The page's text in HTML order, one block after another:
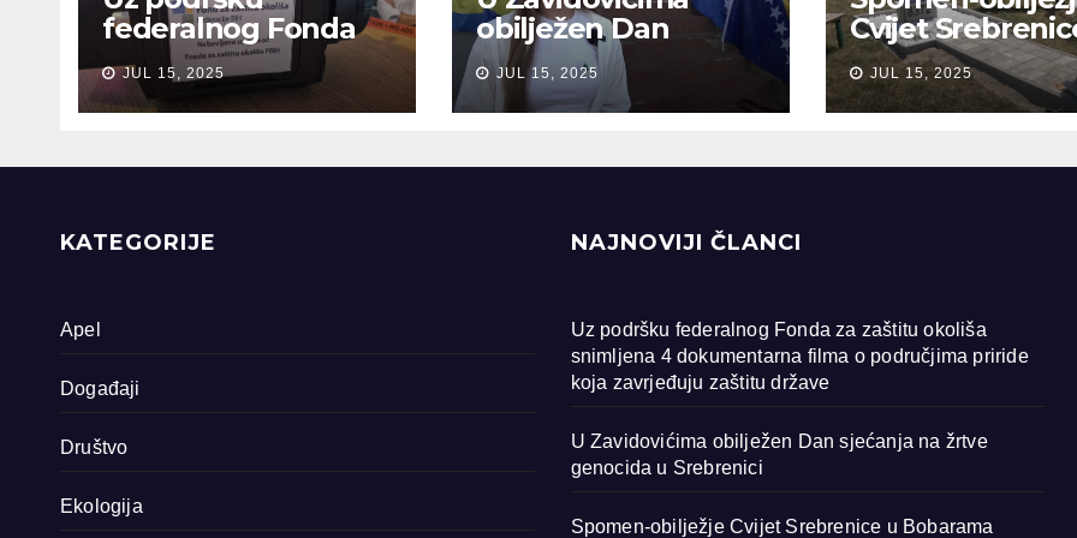
federalnog Fonda
za zaštitu okoliša
snimljena 4
dokumentarna
priride koja
države
JUL 15, 2025
obilježen Dan
sjećanja na žrtve
genocida u
Srebrenici
JUL 15, 2025
Cvijet
Bobarama
JUL 15, 2025
KATEGORIJE
Apel
Događaji
Društvo
Ekologija
NAJNOVIJI ČLANCI
Uz podršku federalnog Fonda za zaštitu okoliša
snimljena 4 dokumentarna filma o područjima priride
koja zavrjeđuju zaštitu države
U Zavidovićima obilježen Dan sjećanja na žrtve
genocida u Srebrenici
Spomen-obilježje Cvijet Srebrenice u Bobarama